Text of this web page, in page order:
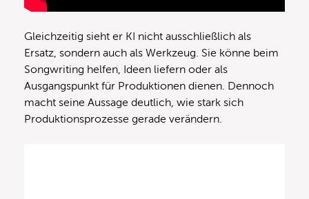
Gleichzeitig sieht er KI nicht ausschließlich als
Ersatz, sondern auch als Werkzeug. Sie könne beim
Songwriting helfen, Ideen liefern oder als
Ausgangspunkt für Produktionen dienen. Dennoch
macht seine Aussage deutlich, wie stark sich
Produktionsprozesse gerade verändern.